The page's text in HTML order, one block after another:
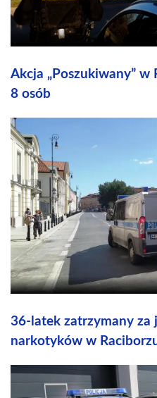
Akcja „Poszukiwany”
8 osób
36-latek zatrzymany za
narkotyków w